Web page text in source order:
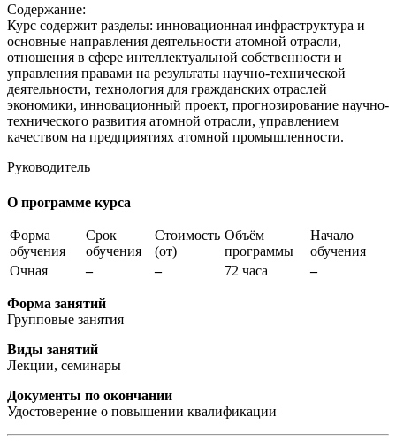
Содержание:
Курс содержит разделы: инновационная инфраструктура и
основные направления деятельности атомной отрасли,
отношения в сфере интеллектуальной собственности и
управления правами на результаты научно-технической
деятельности, технология для гражданских отраслей
экономики, инновационный проект, прогнозирование научно-
технического развития атомной отрасли, управлением
качеством на предприятиях атомной промышленности.
Руководитель
О программе курса
Форма
обучения
Срок
обучения
Стоимость
(от)
Объём
программы
Начало
обучения
Очная
– – 72 часа –
Форма занятий
Групповые занятия
Виды занятий
Лекции, семинары
Документы по окончании
Удостоверение о повышении квалификации